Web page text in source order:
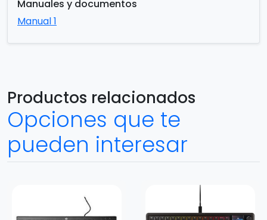
Manuales y documentos
Manual 1
Productos relacionados
Opciones que te
pueden interesar